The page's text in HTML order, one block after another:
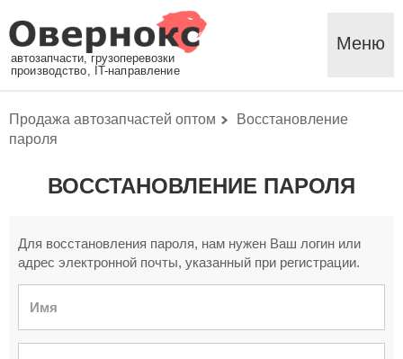
автозапчасти, грузоперевозки
производство, IT-направление
Меню
Продажа автозапчастей оптом
Восстановление
пароля
ВОССТАНОВЛЕНИЕ ПАРОЛЯ
Для восстановления пароля, нам нужен Ваш логин или
адрес электронной почты, указанный при регистрации.